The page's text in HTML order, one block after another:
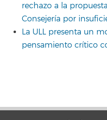
rechazo a la
Consejería por
La ULL presenta un
pensamiento crítico